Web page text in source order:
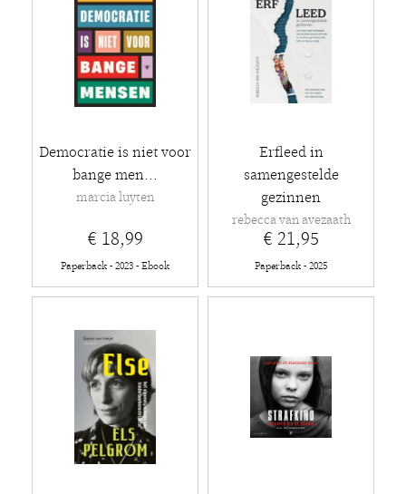
Democratie is niet voor
bange men...
marcia luyten
€ 18,99
Paperback - 2023 - Ebook
Erfleed in
samengestelde
gezinnen
rebecca van avezaath
€ 21,95
Paperback - 2025